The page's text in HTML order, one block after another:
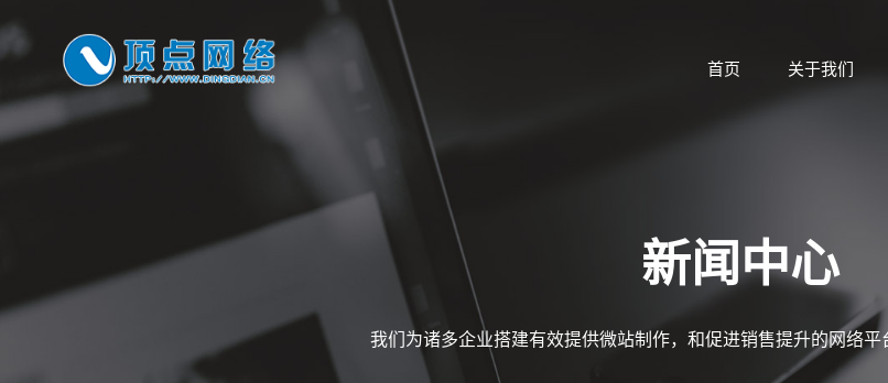
首页 关于我们
新闻中心
我们为诸多企业搭建有效提供微站制作，和促进销售提升的网络平